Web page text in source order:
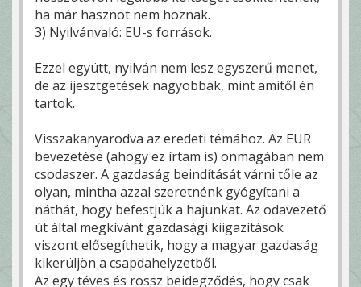
ha már hasznot nem hoznak.
3) Nyilvánvaló: EU-s források.
Ezzel együtt, nyilván nem lesz egyszerű menet,
de az ijesztgetések nagyobbak, mint amitől én
tartok.
Visszakanyarodva az eredeti témához. Az EUR
bevezetése (ahogy ez írtam is) önmagában nem
csodaszer. A gazdaság beindítását várni tőle az
olyan, mintha azzal szeretnénk gyógyítani a
náthát, hogy befestjük a hajunkat. Az odavezető
út által megkívánt gazdasági kiigazítások
viszont elősegíthetik, hogy a magyar gazdaság
kikerüljön a csapdahelyzetből.
Az egy téves és rossz beidegződés, hogy csak